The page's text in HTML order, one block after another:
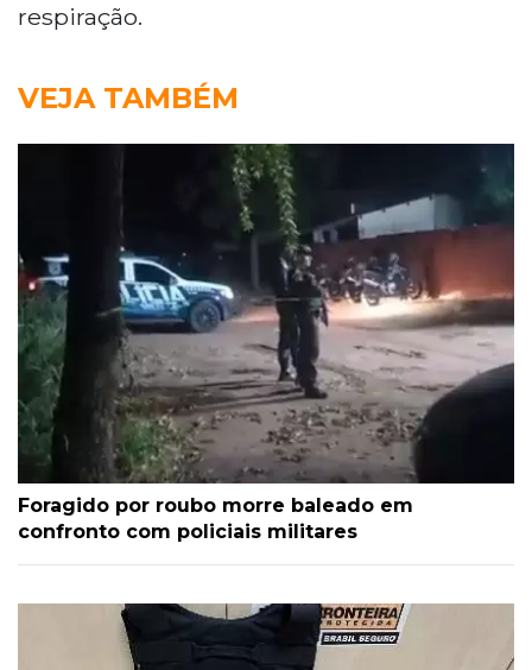
respiração.
VEJA TAMBÉM
Foragido por roubo morre baleado em
confronto com policiais militares